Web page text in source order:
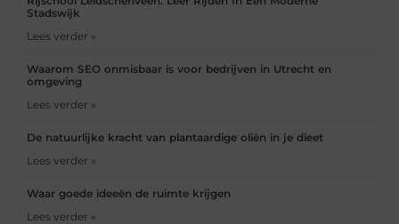
Stadswijk
Lees verder »
Waarom SEO onmisbaar is voor bedrijven in Utrecht en
omgeving
Lees verder »
De natuurlijke kracht van plantaardige oliën in je dieet
Lees verder »
Waar goede ideeën de ruimte krijgen
Lees verder »